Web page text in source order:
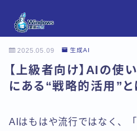
Instagram
Windows Updateの不具合
【Windows11対応】
お問い合わせ
2025.05.09 生成AI
【上級者向け】AIの使
にある“戦略的活用”と
AIはもはや流行ではなく、